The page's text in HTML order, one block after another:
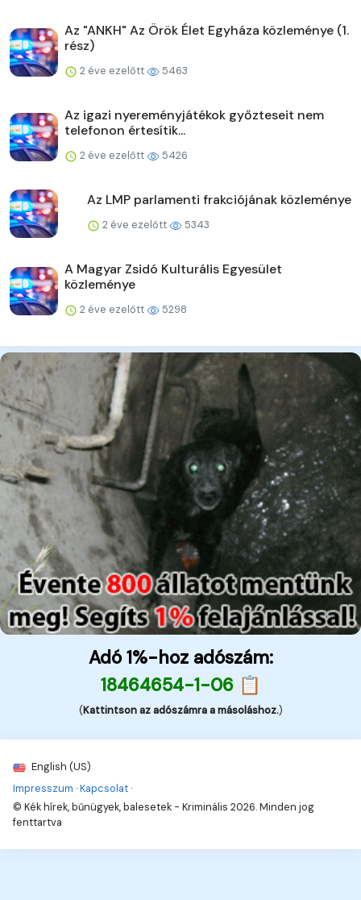
Az "ANKH" Az Örök Élet Egyháza közleménye (1.
rész)
2 éve ezelőtt 5463
Az igazi nyereményjátékok győzteseit nem
telefonon értesítik...
2 éve ezelőtt 5426
Az LMP parlamenti frakciójának közleménye
2 éve ezelőtt 5343
A Magyar Zsidó Kulturális Egyesület
közleménye
2 éve ezelőtt 5298
Adó 1%-hoz adószám:
18464654-1-06 📋
(Kattintson az adószámra a másoláshoz.)
English (US)
Impresszum ·Kapcsolat ·
© Kék hírek, bűnügyek, balesetek - Kriminális 2026. Minden jog
fenttartva